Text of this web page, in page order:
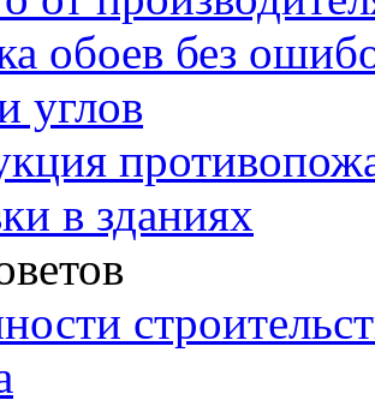
обоев без
углов
в зданиях